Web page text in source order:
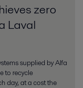
zero
Laval
supplied by Alfa
to recycle
day, at a cost the